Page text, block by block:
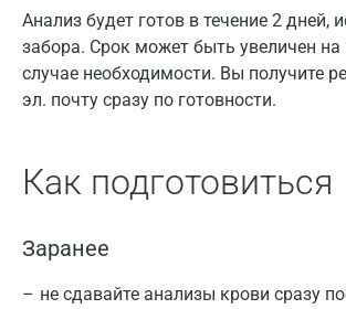
Анализ будет готов в течение 2 дней,
забора. Срок может быть увеличен на
случае необходимости. Вы получите
эл. почту сразу по готовности.
Как подготовиться
Заранее
не сдавайте анализы крови сразу